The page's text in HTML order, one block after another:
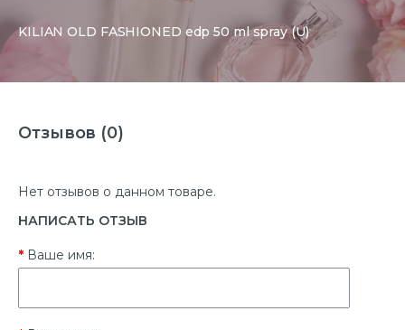
KILIAN OLD FASHIONED edp 50 ml spray (U)
Отзывов (0)
Нет отзывов о данном товаре.
НАПИСАТЬ ОТЗЫВ
Ваше имя: